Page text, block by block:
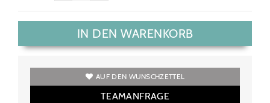
IN DEN WARENKORB
AUF DEN WUNSCHZETTEL
TEAMANFRAGE